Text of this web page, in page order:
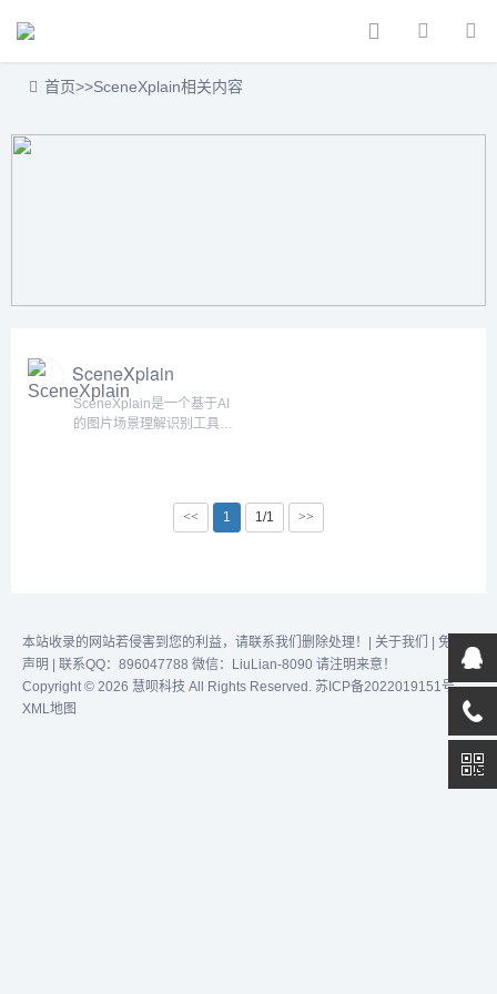
首页>>SceneXplain相关内容
SceneXplain
SceneXplain是一个基于AI
的图片场景理解识别工具，
确识别图片的关键信息，理
解画面表达的气氛，并捕捉
准...
<< 1 1/1 >>
本站收录的网站若侵害到您的利益，请联系我们删除处理！| 关于我们
免责
声明 | 联系QQ：896047788 微信：LiuLian-8090 请注明来意！
Copyright © 2026 慧呗科技 All Rights Reserved. 苏ICP备2022019151号
XML地图